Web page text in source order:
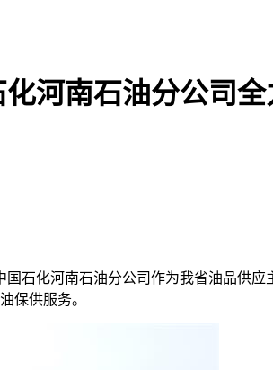
河南石油分公司
石化河南石油分公司作为我省油品供
保供服务。